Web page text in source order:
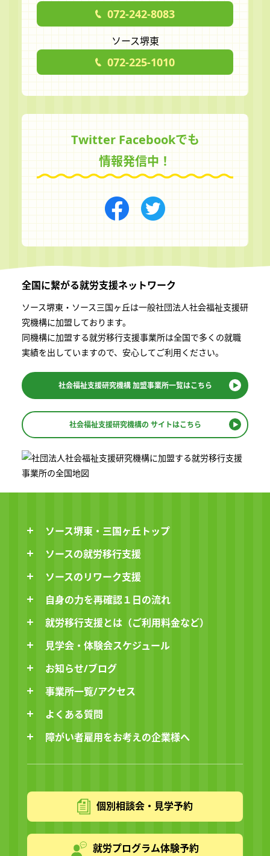
072-242-8083
ソース堺東
072-225-1010
Twitter Facebookでも
情報発信中！
全国に繋がる就労支援ネットワーク
ソース堺東・ソース三国ヶ丘は一般社団法⼈社会福祉⽀援研
究機構に加盟しております。
同機構に加盟する就労移⾏⽀援事業所は全国で多くの就職
実績を出していますので、安⼼してご利⽤ください。
社会福祉支援研究機構加盟事業所一覧はこちら
社会福祉支援研究機構の サイトはこちら
ソース堺東・三国ヶ丘トップ
ソースの就労移行支援
ソースのリワーク支援
自身の力を再確認１日の流れ
就労移行支援とは（ご利用料金など）
見学会・体験会スケジュール
お知らせ/ブログ
事業所一覧/アクセス
よくある質問
障がい者雇用をお考えの企業様へ
個別相談会・見学予約
就労プログラム体験予約